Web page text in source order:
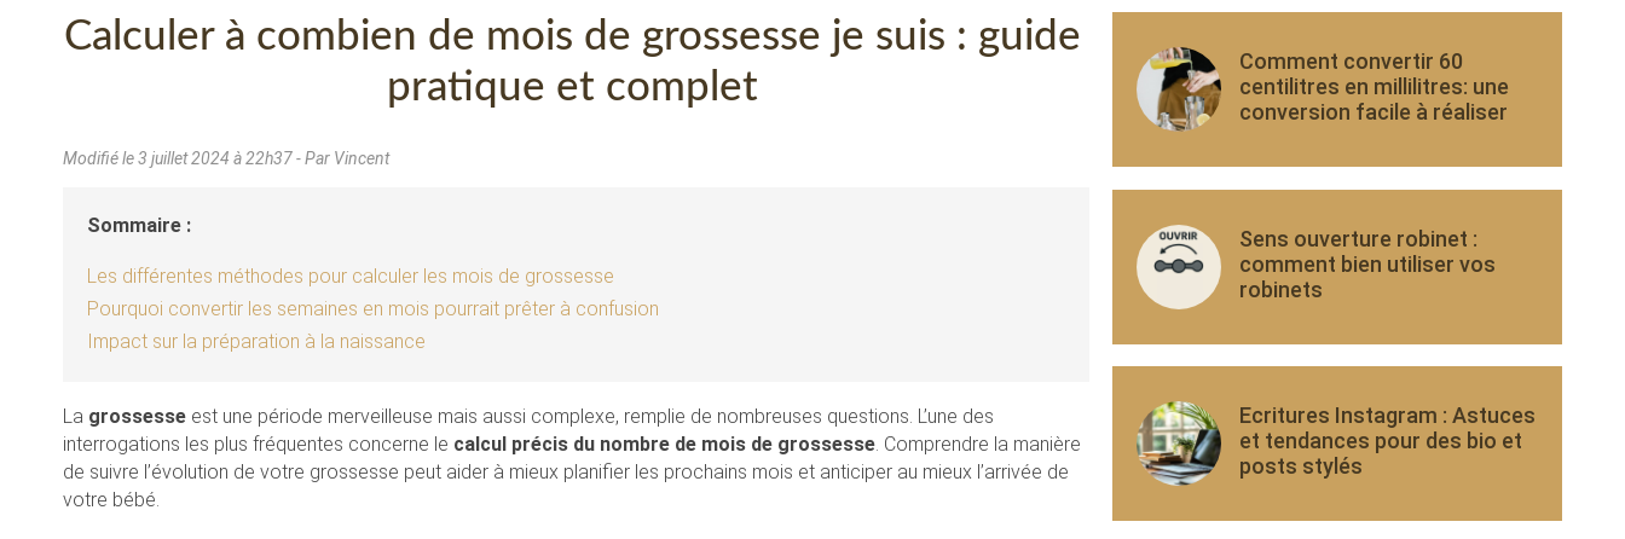
Calculer à combien de mois de grossesse je suis : guide
pratique et complet
Modifié le3 juillet 2024 à 22h37- Par Vincent
Sommaire :
Les différentes méthodes pour calculer les mois de grossesse
Pourquoi convertir les semaines en mois pourrait prêter à confusion
Impact sur la préparation à la naissance
La grossesse est une période merveilleuse mais aussi complexe, remplie de nombreuses questions. L’une des
interrogations les plus fréquentes concerne le calcul précis du nombre de mois de grossesse. Comprendre la manière
de suivre l’évolution de votre grossesse peut aider à mieux planifier les prochains mois et anticiper au mieux l’arrivée de
votre bébé.
Comment convertir 60
centilitres en millilitres: une
conversion facile à réaliser
Sens ouverture robinet :
comment bien utiliser vos
robinets
Ecritures Instagram : Astuces
et tendances pour des bio et
posts stylés